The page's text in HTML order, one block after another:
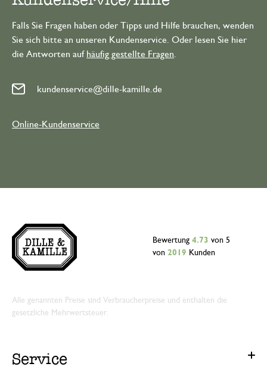
Falls Sie Fragen haben oder Tipps und Hilfe brauchen, wenden
Sie sich bitte an unseren Kundenservice. Oder lesen Sie hier
die Antworten auf häufig gestellte Fragen
kundenservice@dille-kamille.de
Online-Kundenservice
Bewertung 4.73 von 5
von 2019 Kunden
Alle genannten Preise sind Verbraucherpreise und enthalten die
gesetzliche Mehrwertsteuer.
Service